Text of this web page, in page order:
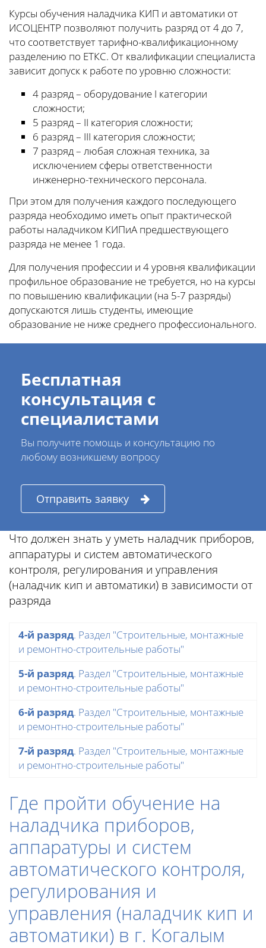
Курсы обучения наладчика КИП и автоматики от
ИСОЦЕНТР позволяют получить разряд от 4 до 7,
что соответствует тарифно-квалификационному
разделению по ЕТКС. От квалификации специалиста
зависит допуск к работе по уровню сложности:
4 разряд – оборудование I категории
сложности;
5 разряд – II категория сложности;
6 разряд – III категория сложности;
7 разряд – любая сложная техника, за
исключением сферы ответственности
инженерно-технического персонала.
При этом для получения каждого последующего
разряда необходимо иметь опыт практической
работы наладчиком КИПиА предшествующего
разряда не менее 1 года.
Для получения профессии и 4 уровня квалификации
профильное образование не требуется, но на курсы
по повышению квалификации (на 5-7 разряды)
допускаются лишь студенты, имеющие
образование не ниже среднего профессионального.
Бесплатная
консультация с
специалистами
Вы получите помощь и консультацию по
любому возникшему вопросу
Отправить заявку
Что должен знать у уметь наладчик приборов,
аппаратуры и систем автоматического
контроля, регулирования и управления
(наладчик кип и автоматики) в зависимости от
разряда
4-й разряд. Раздел "Строительные, монтажные
и ремонтно-строительные работы"
5-й разряд. Раздел "Строительные, монтажные
и ремонтно-строительные работы"
6-й разряд. Раздел "Строительные, монтажные
и ремонтно-строительные работы"
7-й разряд. Раздел "Строительные, монтажные
и ремонтно-строительные работы"
Где пройти обучение на
наладчика приборов,
аппаратуры и систем
автоматического контроля,
регулирования и
управления (наладчик кип и
автоматики) в г. Когалым